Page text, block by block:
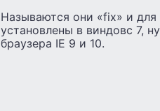
Называются они «fix» и
установлены в виндовс 7,
браузера IE 9 и 10.